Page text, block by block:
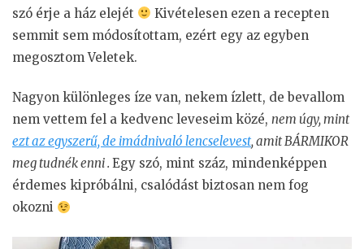
szó érje a ház elejét
Kivételesen ezen a recepten
semmit sem módosítottam, ezért egy az egyben
megosztom Veletek.
Nagyon különleges íze van, nekem ízlett, de bevallom
nem vettem fel a kedvenc leveseim közé, nem úgy, mint
ezt az egyszerű, de imádnivaló lencselevest, amit BÁRMIKOR
meg tudnék enni . Egy szó, mint száz, mindenképpen
érdemes kipróbálni, csalódást biztosan nem fog
okozni